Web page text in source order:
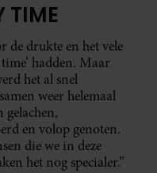
TIME
de drukte en het vele
hadden. Maar
het al snel
weer helemaal
gelachen,
en volop genoten.
die we in deze
het nog specialer.”